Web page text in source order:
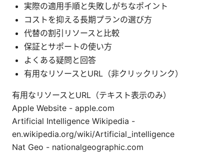
実際の適用手順と失敗しがちなポイント
コストを抑える長期プランの選び方
代替の割引リソースと比較
保証とサポートの使い方
よくある疑問と回答
有用なリソースとURL（非クリックリンク）
有用なリソースとURL（テキスト表示のみ）
Apple Website - apple.com
Artificial Intelligence Wikipedia -
en.wikipedia.org/wiki/Artificial_intelligence
Nat Geo - nationalgeographic.com